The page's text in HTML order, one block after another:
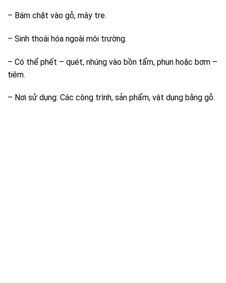
– Bám chặt vào gỗ, mây tre.
– Sinh thoái hóa ngoài môi trường.
– Có thể phết – quét, nhúng vào bồn tẩm, phun hoặc bơm –
tiêm.
– Nơi sử dụng: Các công trình, sản phẩm, vật dụng bằng gỗ.